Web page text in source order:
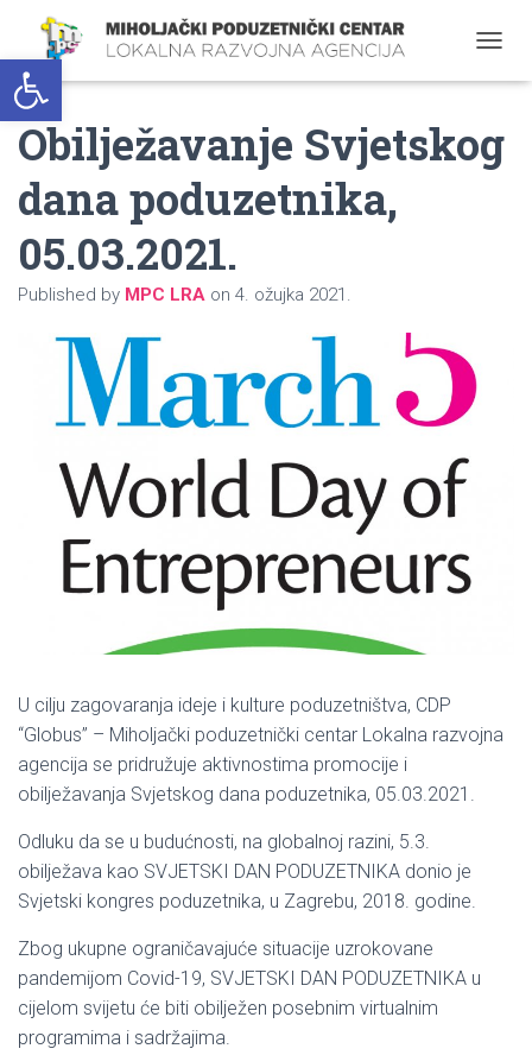
Open toolbar
O
L
E
Obilježavanje Svjetskog
dana poduzetnika,
05.03.2021.
Published by MPC LRA on 4. ožujka 2021.
U cilju zagovaranja ideje i kulture poduzetništva, CDP
“Globus” – Miholjački poduzetnički centar Lokalna razvojna
agencija se pridružuje aktivnostima promocije i
obilježavanja Svjetskog dana poduzetnika, 05.03.2021.
Odluku da se u budućnosti, na globalnoj razini, 5.3.
obilježava kao SVJETSKI DAN PODUZETNIKA donio je
Svjetski kongres poduzetnika, u Zagrebu, 2018. godine.
Zbog ukupne ograničavajuće situacije uzrokovane
pandemijom Covid-19, SVJETSKI DAN PODUZETNIKA u
cijelom svijetu će biti obilježen posebnim virtualnim
programima i sadržajima.